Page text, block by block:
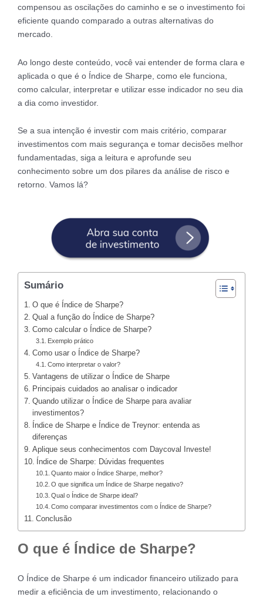
compensou as oscilações do caminho e se o investimento foi
eficiente quando comparado a outras alternativas do
mercado.
Ao longo deste conteúdo, você vai entender de forma clara e
aplicada o que é o Índice de Sharpe, como ele funciona,
como calcular, interpretar e utilizar esse indicador no seu dia
a dia como investidor.
Se a sua intenção é investir com mais critério, comparar
investimentos com mais segurança e tomar decisões melhor
fundamentadas, siga a leitura e aprofunde seu
conhecimento sobre um dos pilares da análise de risco e
retorno. Vamos lá?
Sumário
O que é Índice de Sharpe?
Qual a função do Índice de Sharpe?
Como calcular o Índice de Sharpe?
Exemplo prático
Como usar o Índice de Sharpe?
Como interpretar o valor?
Vantagens de utilizar o Índice de Sharpe
Principais cuidados ao analisar o indicador
Quando utilizar o Índice de Sharpe para avaliar
investimentos?
Índice de Sharpe e Índice de Treynor: entenda as
diferenças
Aplique seus conhecimentos com Daycoval Investe!
Índice de Sharpe: Dúvidas frequentes
Quanto maior o Índice Sharpe, melhor?
O que significa um Índice de Sharpe negativo?
Qual o Índice de Sharpe ideal?
Como comparar investimentos com o Índice de Sharpe?
Conclusão
O que é Índice de Sharpe?
O Índice de Sharpe é um indicador financeiro utilizado para
medir a eficiência de um investimento, relacionando o